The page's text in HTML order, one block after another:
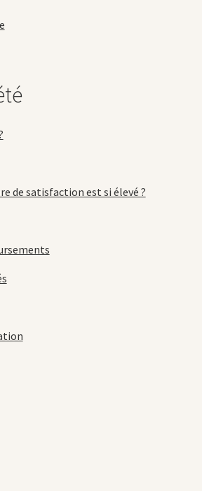
de satisfaction est si élevé ?